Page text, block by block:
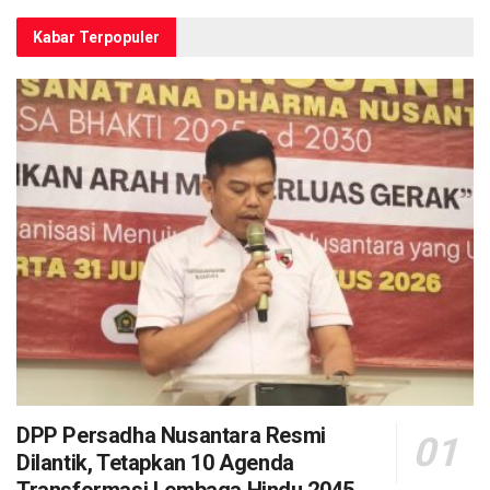
Kabar Terpopuler
DPP Persadha Nusantara Resmi
Dilantik, Tetapkan 10 Agenda